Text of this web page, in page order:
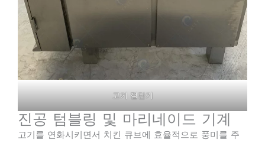
고기 절단기
진공 텀블링 및 마리네이드 기계
고기를 연화시키면서 치킨 큐브에 효율적으로 풍미를 주